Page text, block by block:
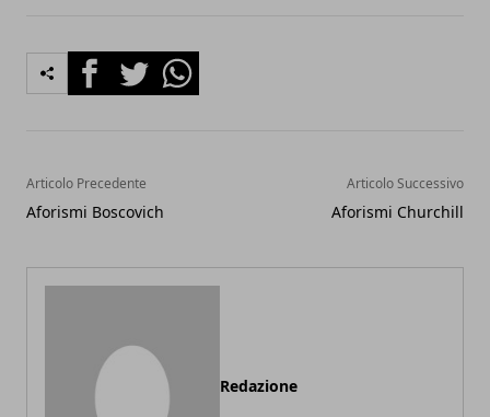
FacebookTwitterWhatsapp
Articolo Precedente
Aforismi Boscovich
Articolo Successivo
Aforismi Churchill
Redazione